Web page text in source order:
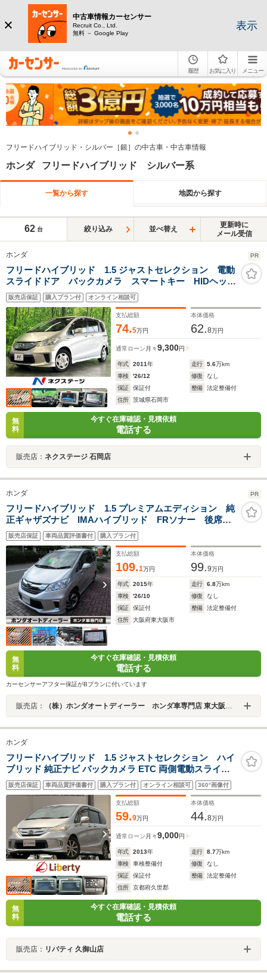
中古車情報カーセンサー
Recruit Co., Ltd.
無料 － Google Play
表示
履歴 お気に入り メニュー
フリードハイブリッド・シルバー［銀］の中古車・中古車情報
ホンダ フリードハイブリッド シルバー系
一覧から探す 地図から探す
62 台 絞り込み 並べ替え
更新時に
メール受信
ホンダ PR
フリードハイブリッド 1.5 ジャストセレクション 電動
スライドドア バックカメラ スマートキー HIDヘッ
ド ビルトインETC クルコン オートライト オート
エアコン CD DVD再生 地デジ
販売店保証 購入プラン付 オンライン相談可
支払総額
74.5万円
本体価格
62.8万円
通常ローン 月々9,300円
年式 2011年 走行 5.6万km
車検
'26/12 修復
なし
保証
保証付 整備
法定整備付
住所
茨城県石岡市
無
料
今すぐ在庫確認・見積依頼
電話する
販売店： ネクステージ 石岡店
ホンダ PR
フリードハイブリッド 1.5 プレミアムエディション 純
正ギャザズナビ IMAハイブリッド FRソナー 後席モ
ニター 両側パワースライドドア スマートキー2個
ETC HIDオートライト ハーフレザーシート バックカ
メラ フルセグTV DVD オートクルーズ 7人乗り
販売店保証 車両品質評価書付 購入プラン付
支払総額
109.1万円
本体価格
99.9万円
年式 2015年 走行 6.8万km
車検
'26/10 修復
なし
保証
保証付 整備
法定整備付
住所
大阪府東大阪市
無
料
今すぐ在庫確認・見積依頼
電話する
カーセンサーアフター保証がBプランに付いています
販売店： （株）ホンダオートディーラー ホンダ車専門店 東大阪本社
ホンダ
フリードハイブリッド 1.5 ジャストセレクション ハイ
ブリッド 純正ナビ バックカメラ ETC 両側電動スライド
ドア オートクルーズコントロール アルミホイール 電動格
納ドアミラー 横滑り防止 スマートキー アイドリングスト
販売店保証 車両品質評価書付 購入プラン付 オンライン相談可 360°画像付
支払総額
59.9万円
本体価格
44.8万円
通常ローン 月々9,000円
年式 2013年 走行 8.7万km
車検
車検整備付 修復
なし
保証
保証付 整備
法定整備付
住所
京都府久世郡
無
料
今すぐ在庫確認・見積依頼
電話する
販売店： リバティ 久御山店